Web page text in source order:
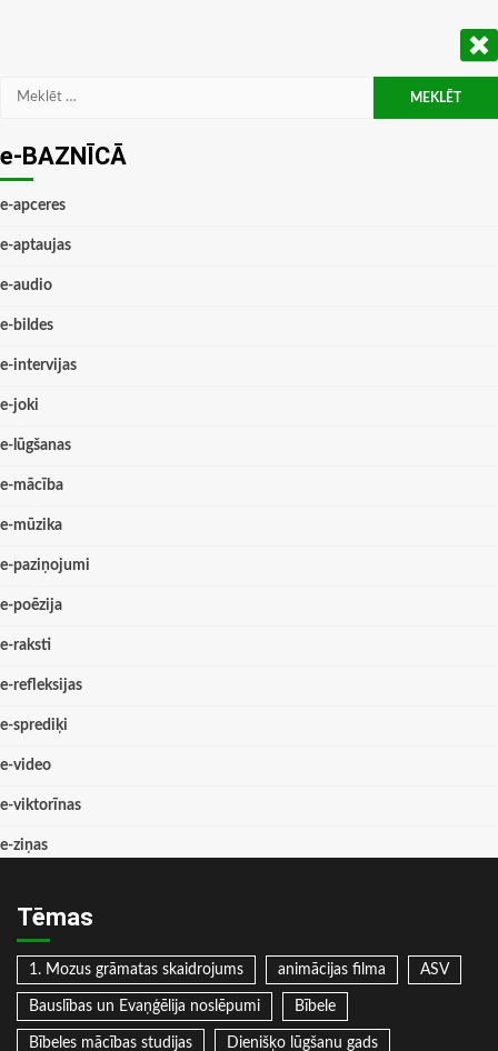
Meklēt:
e-BAZNĪCĀ
e-apceres
e-aptaujas
e-audio
e-bildes
e-intervijas
e-joki
e-lūgšanas
e-mācība
e-mūzika
e-paziņojumi
e-poēzija
e-raksti
e-refleksijas
e-sprediķi
e-video
e-viktorīnas
e-ziņas
Tēmas
1. Mozus grāmatas skaidrojums animācijas filma ASV
Bauslības un Evaņģēlija noslēpumi Bībele
Bībeles mācības studijas Dienišķo lūgšanu gads